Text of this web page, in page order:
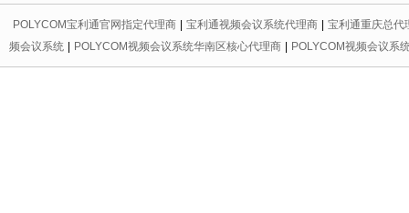
POLYCOM宝利通官网指定代理商 宝利通视频会议系统代理商
宝利通重庆总代
频会议系统
POLYCOM视频会议系统华南区核心代理商
POLYCOM视频会议系
代理商 | 宝利通会议电话区域总代理 | 重庆宝利通 | 重庆led显示屏 | 重庆宝利通 |